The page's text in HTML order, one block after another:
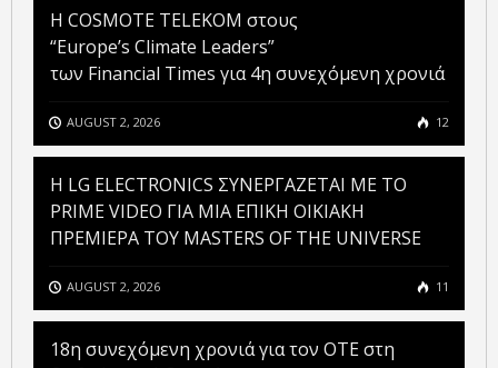
Η COSMOTE TELEKOM στους
“Europe’s Climate Leaders”
των Financial Times για 4η συνεχόμενη χρονιά
AUGUST 2, 2026 12
H LG ELECTRONICS ΣΥΝΕΡΓΑΖΕΤΑΙ ΜΕ ΤΟ
PRIME VIDEO ΓΙΑ ΜΙΑ ΕΠΙΚΗ ΟΙΚΙΑΚΗ
ΠΡΕΜΙΕΡΑ ΤΟΥ MASTERS OF THE UNIVERSE
AUGUST 2, 2026 11
18η συνεχόμενη χρονιά για τον ΟΤΕ στη